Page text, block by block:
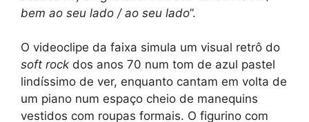
bem ao seu lado / ao seu lado”.
O videoclipe da faixa simula um visual retrô do
soft rock dos anos 70 num tom de azul pastel
lindíssimo de ver, enquanto cantam em volta de
um piano num espaço cheio de manequins
vestidos com roupas formais. O figurino com